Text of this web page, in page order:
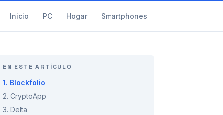
Inicio PC Hogar Smartphones
EN ESTE ARTÍCULO
1. Blockfolio
2. CryptoApp
3. Delta